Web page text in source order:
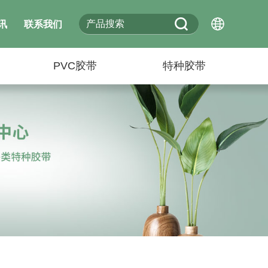
联系我们
PVC胶带 特种胶带